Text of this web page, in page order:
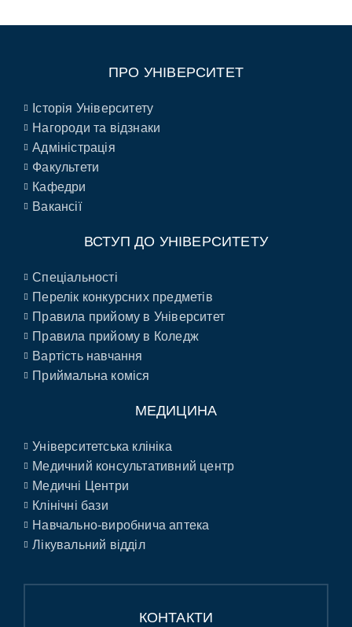
ПРО УНІВЕРСИТЕТ
Історія Університету
Нагороди та відзнаки
Адміністрація
Факультети
Кафедри
Вакансії
ВСТУП ДО УНІВЕРСИТЕТУ
Спеціальності
Перелік конкурсних предметів
Правила прийому в Університет
Правила прийому в Коледж
Вартість навчання
Приймальна коміся
МЕДИЦИНА
Університетська клініка
Медичний консультативний центр
Медичні Центри
Клінічні бази
Навчально-виробнича аптека
Лікувальний відділ
КОНТАКТИ